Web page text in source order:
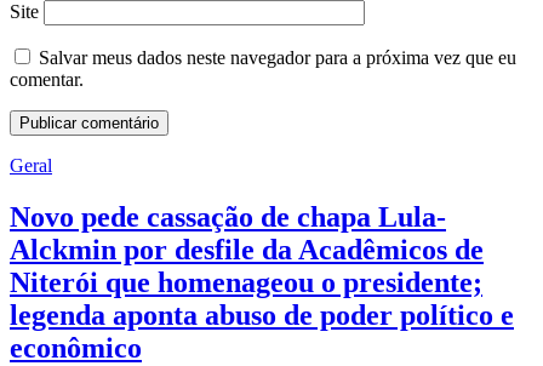
Site
Salvar meus dados neste navegador para a próxima vez que eu
comentar.
Geral
Novo pede cassação de chapa Lula-
Alckmin por desfile da Acadêmicos de
Niterói que homenageou o presidente;
legenda aponta abuso de poder político e
econômico